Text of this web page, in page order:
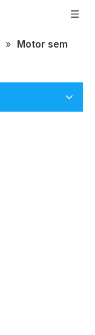
» Motor sem